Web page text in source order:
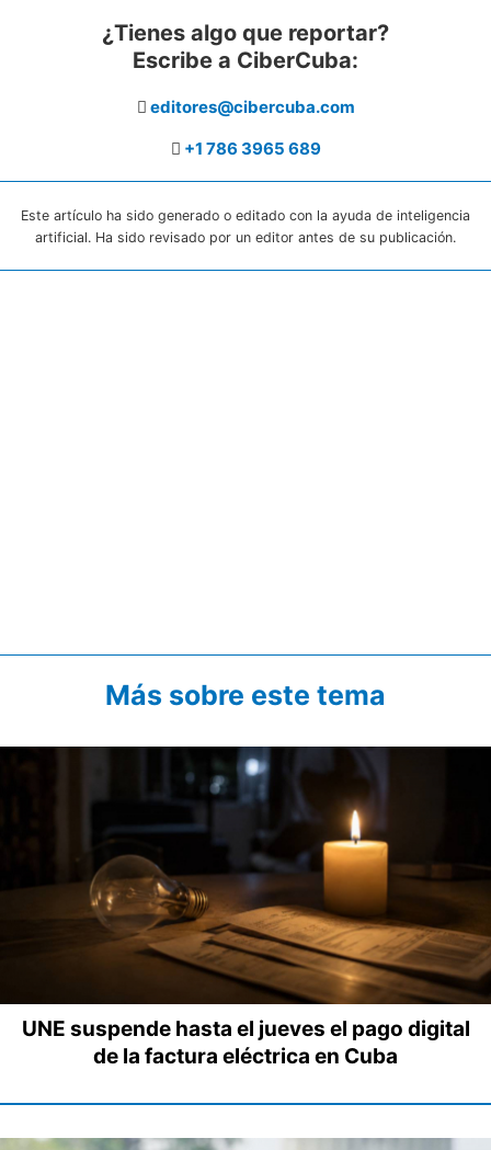
¿Tienes algo que reportar?
Escribe a CiberCuba:
editores@cibercuba.com
+1 786 3965 689
Este artículo ha sido generado o editado con la ayuda de inteligencia
artificial. Ha sido revisado por un editor antes de su publicación.
Más sobre este tema
UNE suspende hasta el jueves el pago digital
de la factura eléctrica en Cuba